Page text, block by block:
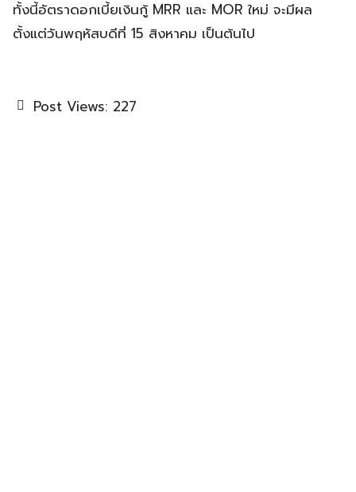
ทั้งนี้อัตราดอกเบี้ยเงินกู้ MRR และ MOR ใหม่ จะมีผล
ตั้งแต่วันพฤหัสบดีที่ 15 สิงหาคม เป็นต้นไป
Post Views: 227